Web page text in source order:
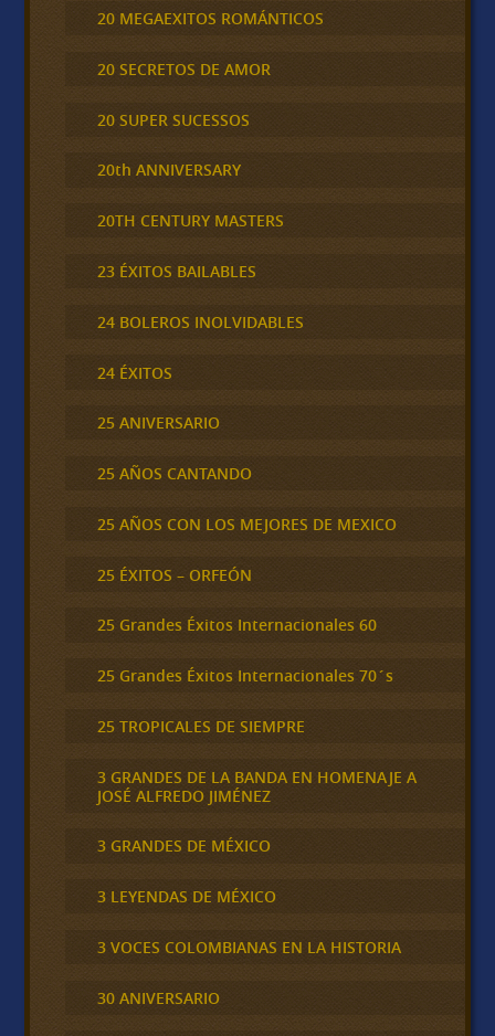
20 MEGAEXITOS ROMÁNTICOS
20 SECRETOS DE AMOR
20 SUPER SUCESSOS
20th ANNIVERSARY
20TH CENTURY MASTERS
23 ÉXITOS BAILABLES
24 BOLEROS INOLVIDABLES
24 ÉXITOS
25 ANIVERSARIO
25 AÑOS CANTANDO
25 AÑOS CON LOS MEJORES DE MEXICO
25 ÉXITOS – ORFEÓN
25 Grandes Éxitos Internacionales 60
25 Grandes Éxitos Internacionales 70´s
25 TROPICALES DE SIEMPRE
3 GRANDES DE LA BANDA EN HOMENAJE A
JOSÉ ALFREDO JIMÉNEZ
3 GRANDES DE MÉXICO
3 LEYENDAS DE MÉXICO
3 VOCES COLOMBIANAS EN LA HISTORIA
30 ANIVERSARIO